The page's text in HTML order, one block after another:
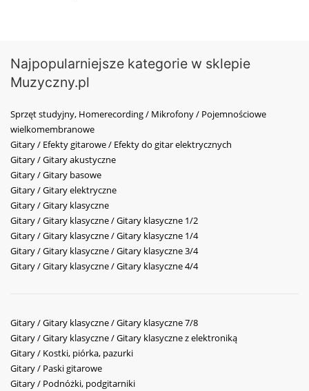
Najpopularniejsze kategorie w sklepie
Muzyczny.pl
Sprzęt studyjny, Homerecording / Mikrofony / Pojemnościowe
wielkomembranowe
Gitary / Efekty gitarowe / Efekty do gitar elektrycznych
Gitary / Gitary akustyczne
Gitary / Gitary basowe
Gitary / Gitary elektryczne
Gitary / Gitary klasyczne
Gitary / Gitary klasyczne / Gitary klasyczne 1/2
Gitary / Gitary klasyczne / Gitary klasyczne 1/4
Gitary / Gitary klasyczne / Gitary klasyczne 3/4
Gitary / Gitary klasyczne / Gitary klasyczne 4/4
Gitary / Gitary klasyczne / Gitary klasyczne 7/8
Gitary / Gitary klasyczne / Gitary klasyczne z elektroniką
Gitary / Kostki, piórka, pazurki
Gitary / Paski gitarowe
Gitary / Podnóżki, podgitarniki